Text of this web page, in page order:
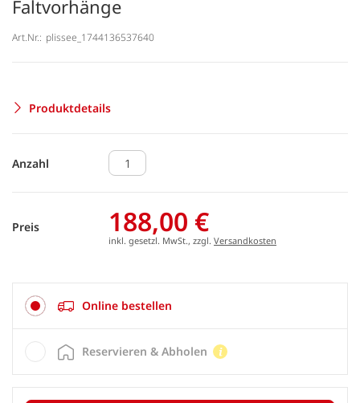
Faltvorhänge
Art.Nr.: plissee_1744136537640
Produktdetails
Anzahl
Preis 188,00 €
inkl. gesetzl. MwSt., zzgl. Versandkosten
Online bestellen
Reservieren & Abholen